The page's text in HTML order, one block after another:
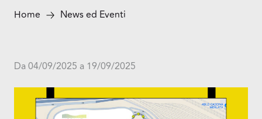
Home News ed Eventi
Da 04/09/2025 a 19/09/2025